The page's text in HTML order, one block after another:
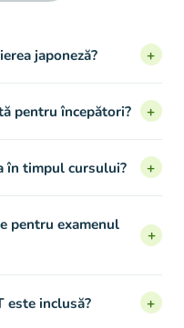
japoneză? +
pentru începători? +
în timpul cursului? +
pentru examenul
+
este inclusă? +